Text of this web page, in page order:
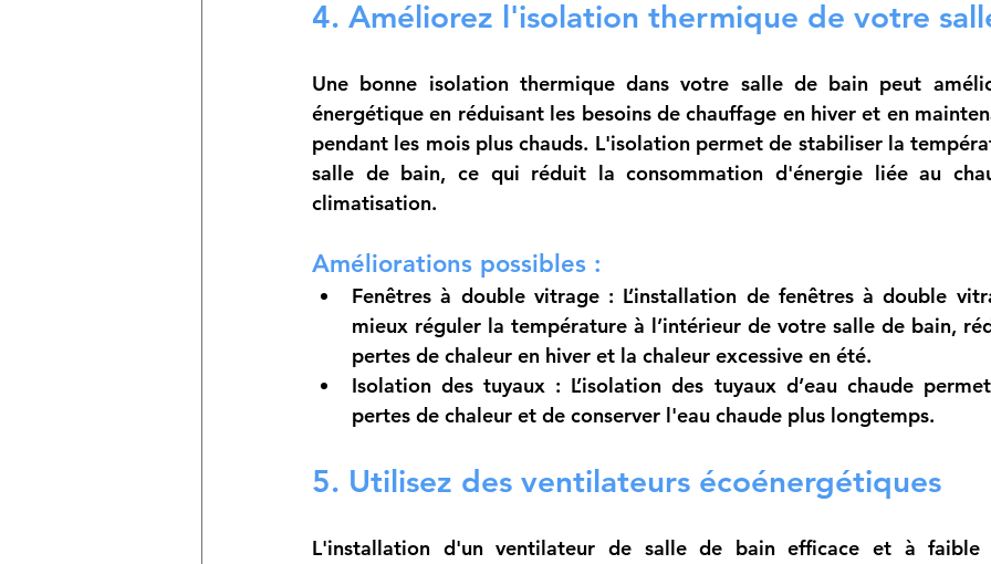
4. Améliorez l'isolation thermique de votre
Une bonne isolation thermique dans votre salle de bain peut
énergétique en réduisant les besoins de chauffage en hiver et en
pendant les mois plus chauds. L'isolation permet de stabiliser la
salle de bain, ce qui réduit la consommation d'énergie liée au
climatisation.
Améliorations possibles :
Fenêtres à double vitrage : L’installation de fenêtres à double
mieux réguler la température à l’intérieur de votre salle de bain,
pertes de chaleur en hiver et la chaleur excessive en été.
Isolation des tuyaux : L’isolation des tuyaux d’eau chaude
pertes de chaleur et de conserver l'eau chaude plus longtemps.
5. Utilisez des ventilateurs écoénergétiques
L'installation d'un ventilateur de salle de bain efficace et à faible